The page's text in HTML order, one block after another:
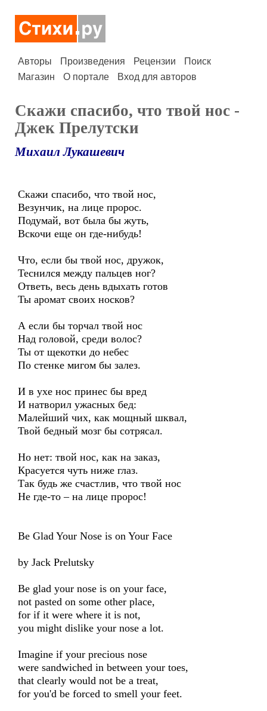
Авторы Произведения Рецензии
Поиск
Магазин
О портале Вход для авторов
Скажи спасибо, что твой нос -
Джек Прелутски
Михаил Лукашевич
Скажи спасибо, что твой нос,
Везунчик, на лице пророс.
Подумай, вот была бы жуть,
Вскочи еще он где-нибудь!
Что, если бы твой нос, дружок,
Теснился между пальцев ног?
Ответь, весь день вдыхать готов
Ты аромат своих носков?
А если бы торчал твой нос
Над головой, среди волос?
Ты от щекотки до небес
По стенке мигом бы залез.
И в ухе нос принес бы вред
И натворил ужасных бед:
Малейший чих, как мощный шквал,
Твой бедный мозг бы сотрясал.
Но нет: твой нос, как на заказ,
Красуется чуть ниже глаз.
Так будь же счастлив, что твой нос
Не где-то – на лице пророс!
Be Glad Your Nose is on Your Face
by Jack Prelutsky
Be glad your nose is on your face,
not pasted on some other place,
for if it were where it is not,
you might dislike your nose a lot.
Imagine if your precious nose
were sandwiched in between your toes,
that clearly would not be a treat,
for you'd be forced to smell your feet.